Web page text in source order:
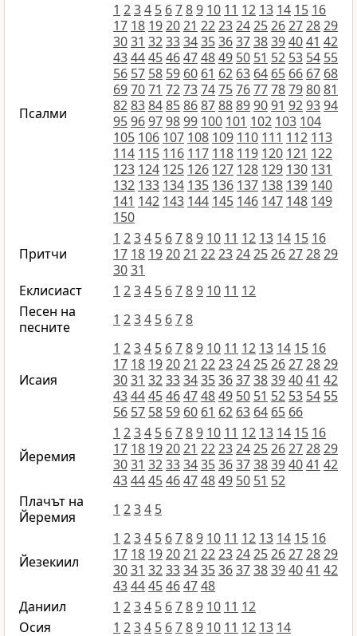
Псалми
1 234 5 6789 10 11 12 13 14 15 16
17 18 192021 2223242526272829
3031 32333435363738394041 42
43444546474849 50 51 52 53 54 55
56 57 58 59 60 61 62 63 64 65 66 67 68
697071 72737475767778798081
82838485868788899091 929394
9596979899 100 101 102 103 104
105 106 107 108 109 110 111 112 113
114 115 116 117 118 119 120 121 122
123 124 125 126 127 128 129 130 131
132 133 134 135 136 137 138 139 140
141 142 143 144 145 146 147 148 149
150
Притчи
1 234 5 6789 10 11 12 13 14 15 16
17 18 192021 2223242526272829
3031
Еклисиаст
1 234 5 6789 10 11 12
Песен на
песните
1 234 5 678
Исаия
1 234 5 6789 10 11 12 13 14 15 16
17 18 192021 2223242526272829
3031 32333435363738394041 42
43444546474849 50 51 52 53 54 55
56 57 58 59 60 61 62 63 64 65 66
Йеремия
1 234 5 6789 10 11 12 13 14 15 16
17 18 192021 2223242526272829
3031 32333435363738394041 42
43444546474849 50 51 52
Плачът на
Йеремия
1 234 5
Йезекиил
1 234 5 6789 10 11 12 13 14 15 16
17 18 192021 2223242526272829
3031 32333435363738394041 42
434445464748
Даниил
1 234 5 6789 10 11 12
Осия
1 234 5 6789 10 11 12 13 14